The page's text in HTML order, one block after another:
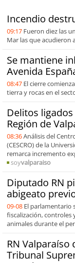
Incendio
09:17 Fueron diez las
Mar las que acudieron
Se mantiene
Avenida
08:47 El cierre
tierra y rocas en el
Delitos
Región de
08:36Análisis del
(CESCRO) de la
remarca incremento
soyvalparaiso
Diputado RN
abigeato
09-08 El parlamentario
fiscalización, controles
animales durante el
RN Valparaíso
Tribunal